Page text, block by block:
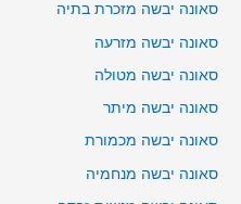
סאונה יבשה מזכרת בתיה
סאונה יבשה מזרעה
סאונה יבשה מטולה
סאונה יבשה מיתר
סאונה יבשה מכמורת
סאונה יבשה מנחמיה